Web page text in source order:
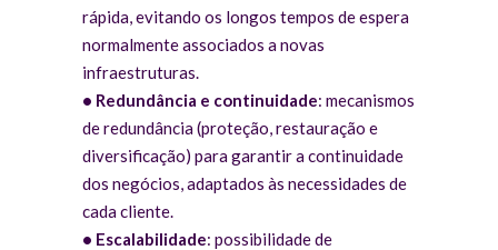
rápida, evitando os longos tempos de espera
normalmente associados a novas
infraestruturas.
• Redundância e continuidade: mecanismos
de redundância (proteção, restauração e
diversificação) para garantir a continuidade
dos negócios, adaptados às necessidades de
cada cliente.
• Escalabilidade: possibilidade de